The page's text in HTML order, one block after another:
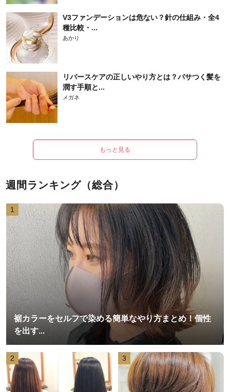
V3ファンデーションは危ない？針の仕組み・全4
種比較・...
あかり
リバースケアの正しいやり方とは？パサつく髪を
潤す手順と...
メガネ
もっと見る
週間ランキング（総合）
1
裾カラーをセルフで染める簡単なやり方まとめ！個性
を出す...
2 3